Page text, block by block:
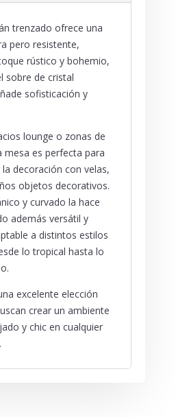
trenzado ofrece una
pero resistente,
rústico y bohemio,
sobre de cristal
sofisticación y
lounge o zonas de
mesa es perfecta para
decoración con velas,
objetos decorativos.
y curvado la hace
además versátil y
a distintos estilos
lo tropical hasta lo
excelente elección
crear un ambiente
y chic en cualquier